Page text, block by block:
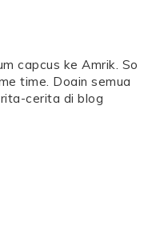
capcus ke Amrik. So
time. Doain semua
cerita di blog